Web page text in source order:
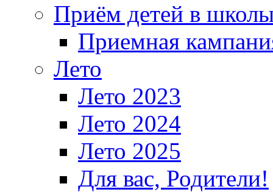
Приём детей в
Приемная
Лето
Лето 2023
Лето 2024
Лето 2025
Для вас, Родители!